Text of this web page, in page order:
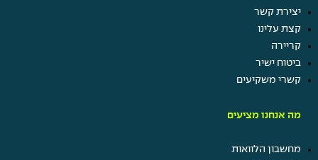
יצירת קשר
קצת עלינו
קריירה
ביטוח ישיר
קשרי משקיעים
מה אנחנו מציעים
מחשבון הלוואות